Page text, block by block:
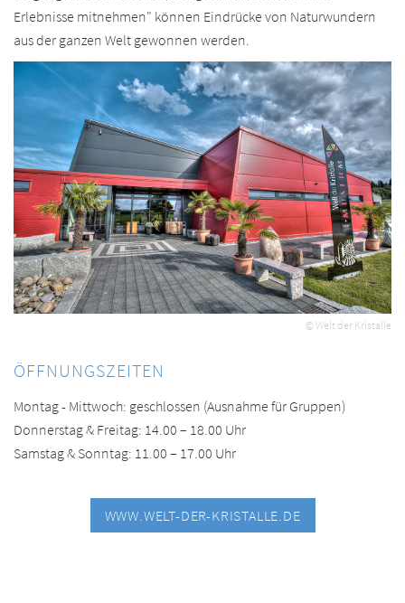
Erlebnisse mitnehmen" können Eindrücke von Naturwundern
aus der ganzen Welt gewonnen werden.
© Welt der Kristalle
ÖFFNUNGSZEITEN
Montag - Mittwoch: geschlossen (Ausnahme für Gruppen)
Donnerstag & Freitag: 14.00 – 18.00 Uhr
Samstag & Sonntag: 11.00 – 17.00 Uhr
WWW.WELT-DER-KRISTALLE.DE